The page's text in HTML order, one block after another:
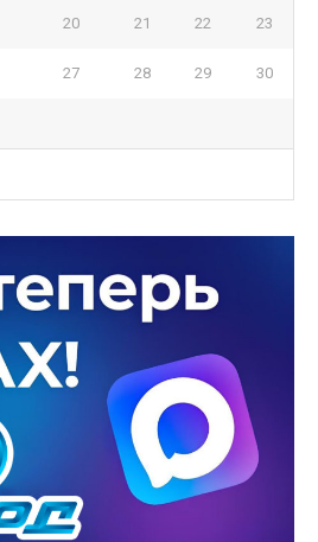
20 21 22 23
27 28 29 30